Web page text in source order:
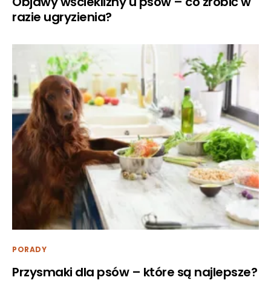
razie ugryzienia?
PORADY
Przysmaki dla psów – które są najlepsze?